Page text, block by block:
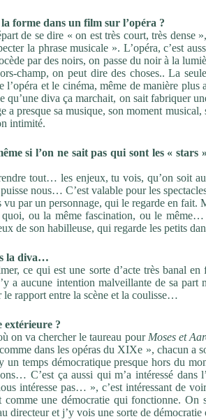
forme dans un film sur l’opéra ?
de se dire « on est très court, très dense
la phrase musicale ». L’opéra, c’est
par des noirs, on passe du noir à la
champ, on peut dire des choses.. La
l’opéra et le cinéma, même de manière
qu’une diva ça marchait, on sait fabriquer
a presque sa musique, son moment
intimité.
si l’on ne sait pas qui sont les «
tout… les enjeux, tu vois, qu’on soit
nous… C’est valable pour les
vu par un personnage, qui le regarde en
ou la même fascination, ou le
de son habilleuse, qui regarde les petits
la diva…
ce qui est une sorte d’acte très banal
a aucune intention malveillante de sa
le rapport entre la scène et la coulisse…
extérieure ?
on va chercher le taureau pour Moses et
dans les opéras du XIXe », chacun
temps démocratique presque hors du
C’est ça aussi qui m’a intéressé dans
intéresse pas… », c’est intéressant de
comme une démocratie qui fonctionne.
directeur et j’y vois une sorte de